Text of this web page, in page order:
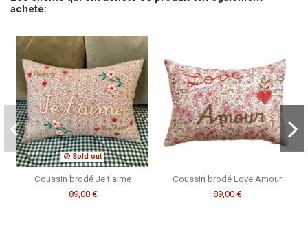
Soyez le premier à poser une question sur ce produit !
acheté:
Sold out
Coussin brodé Je t'aime
89,00 €
Coussin brodé Love Amour
89,00 €